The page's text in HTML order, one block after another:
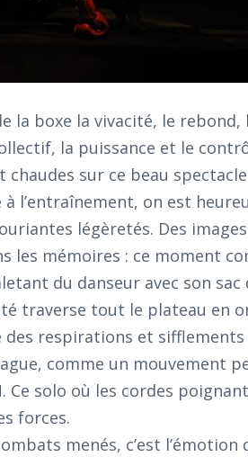
la boxe la vivacité, le rebond,
la puissance et le
chaudes sur ce beau
l’entraînement, on est
légèretés. Des
les mémoires : ce moment
du danseur avec son sac
traverse tout le plateau en
respirations et sifflements
comme un mouvement
Ce solo où les cordes
forces.
menés, c’est l’émotion